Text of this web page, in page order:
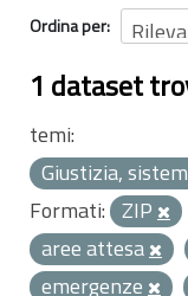
Ordina per
1 dataset
temi:
Giustizia,
Formati: ZIP
aree attesa
emergenze